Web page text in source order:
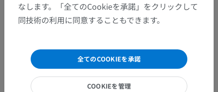
なします。「全てのCookieを承諾」をクリックして
同技術の利用に同意することもできます。
全てのCOOKIEを承諾
COOKIEを管理